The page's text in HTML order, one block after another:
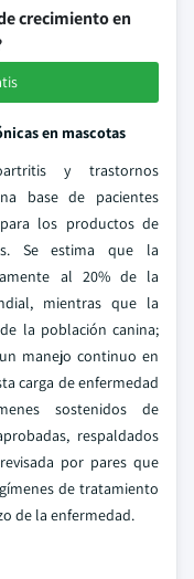
crecimiento en
en mascotas
y trastornos
base de pacientes
los productos de
Se estima que la
al 20% de la
mientras que la
la población canina;
manejo continuo en
carga de enfermedad
sostenidos de
respaldados
por pares que
de tratamiento
de la enfermedad.